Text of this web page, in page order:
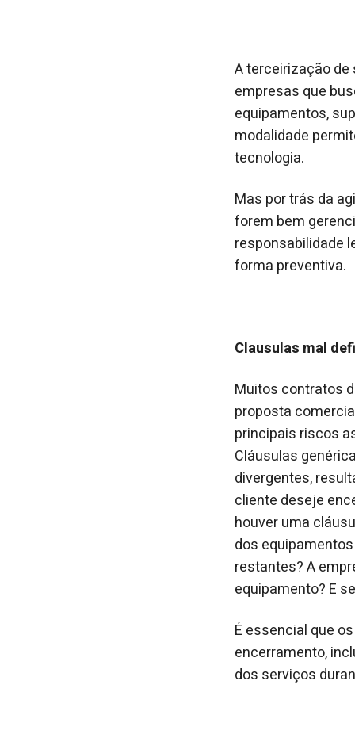
A terceirização de
empresas que
equipamentos,
modalidade
tecnologia.
Mas por trás da
forem bem
responsabilidade
forma preventiva.
Clausulas mal
Muitos contratos
proposta
principais riscos
Cláusulas
divergentes,
cliente deseje
houver uma
dos
restantes? A
equipamento? E
É essencial que
encerramento,
dos serviços